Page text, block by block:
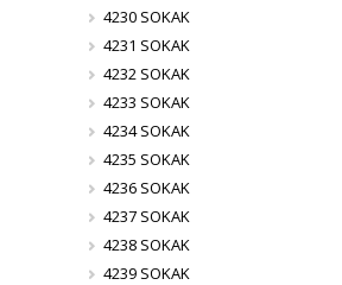
4230 SOKAK
4231 SOKAK
4232 SOKAK
4233 SOKAK
4234 SOKAK
4235 SOKAK
4236 SOKAK
4237 SOKAK
4238 SOKAK
4239 SOKAK